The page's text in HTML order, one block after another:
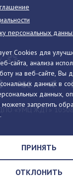
Cookies для
сайта, анализа
на веб-сайте, Вы
данных в
данных,
запретить
ПРИНЯТЬ
ОТКЛОНИТЬ
«УМЦ ЖДТ»
00-30
персональных